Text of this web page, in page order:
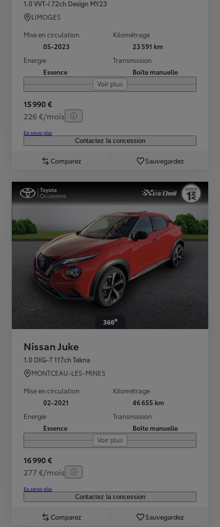
1.0 VVT-i 72ch Design MY23
LIMOGES
Mise en circulation
05-2023
Kilométrage
23 591 km
Energie
Essence
Transmission
Boîte manuelle
Voir plus
15 990 €
226 €/mois
En savoir plus
Contactez la concession
Comparez Sauvegardez
Nissan Juke
1.0 DIG-T 117ch Tekna
MONTCEAU-LES-MINES
Mise en circulation
02-2021
Kilométrage
46 655 km
Energie
Essence
Transmission
Boîte manuelle
Voir plus
16 990 €
277 €/mois
En savoir plus
Contactez la concession
Comparez Sauvegardez